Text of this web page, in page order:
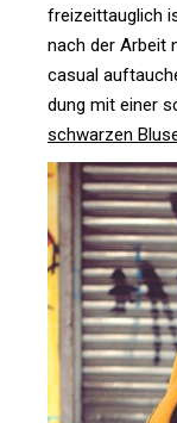
frei­zeit­taug­lich
nach der Arbeit
casual
dung mit einer
schwarzen